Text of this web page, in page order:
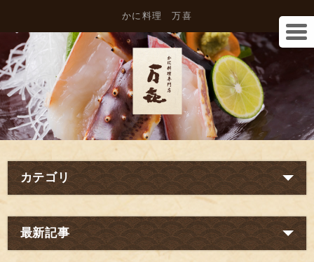
かに料理 万喜
カテゴリ
最新記事